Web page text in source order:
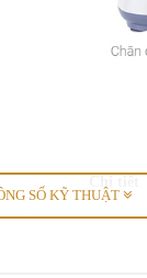
đa năng
đá, Xay súp, Xay
SỐ KỸ THUẬT